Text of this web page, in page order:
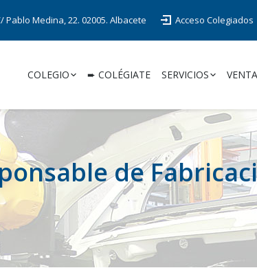
Pablo Medina, 22. 02005. Albacete Acceso Colegiados
COLEGIO ➨ COLÉGIATE SERVICIOS
de